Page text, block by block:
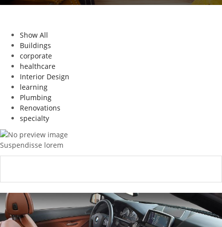
Show All
Buildings
corporate
healthcare
Interior Design
learning
Plumbing
Renovations
specialty
Suspendisse lorem